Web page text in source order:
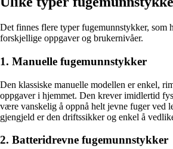
Det finnes flere typer fugemunnstykker, som
forskjellige oppgaver og brukernivåer.
1. Manuelle fugemunnstykker
Den klassiske manuelle modellen er enkel,
oppgaver i hjemmet. Den krever imidlertid
være vanskelig å oppnå helt jevne fuger ved
gjengjeld er den driftssikker og enkel å
2. Batteridrevne fugemunnstykker